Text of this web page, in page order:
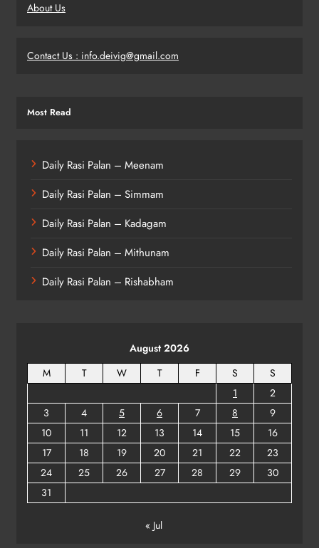
About Us
Contact Us : info.deivig@gmail.com
Most Read
Daily Rasi Palan – Meenam
Daily Rasi Palan – Simmam
Daily Rasi Palan – Kadagam
Daily Rasi Palan – Mithunam
Daily Rasi Palan – Rishabham
August 2026
M
T W T F S
S
1
2
3
4 5 6 7 8
9
10
11 12 13 14 15
16
17
18 19 20 21 22
23
24
25 26 27 28 29
30
31
« Jul